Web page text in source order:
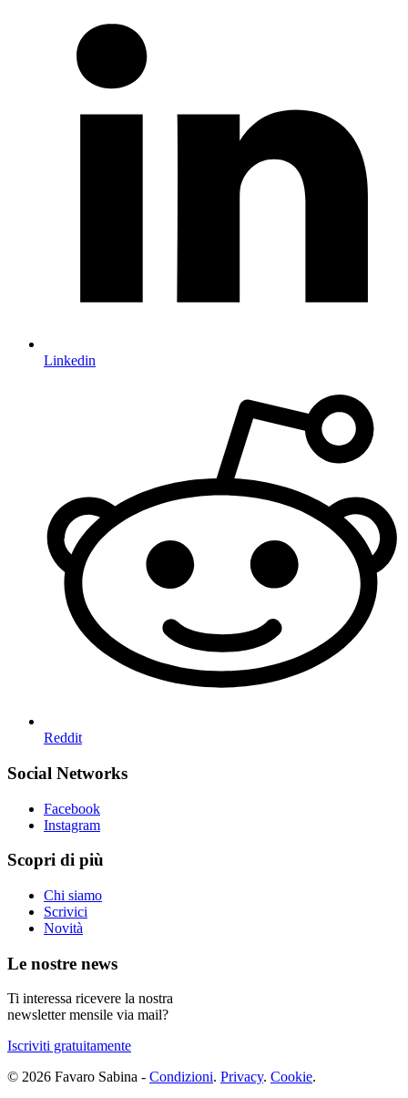
Linkedin
Reddit
Social Networks
Facebook
Instagram
Scopri di più
Chi siamo
Scrivici
Novità
Le nostre news
Ti interessa ricevere la nostra
newsletter mensile via mail?
Iscriviti gratuitamente
© 2026 Favaro Sabina - Condizioni. Privacy. Cookie.